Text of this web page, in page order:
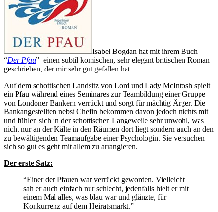
Isabel Bogdan hat mit ihrem Buch
“Der Pfau” einen subtil komischen, sehr elegant britischen Roman
geschrieben, der mir sehr gut gefallen hat.
Auf dem schottischen Landsitz von Lord und Lady McIntosh spielt
ein Pfau während eines Seminares zur Teambildung einer Gruppe
von Londoner Bankern verrückt und sorgt für mächtig Ärger. Die
Bankangestellten nebst Chefin bekommen davon jedoch nichts mit
und fühlen sich in der schottischen Langeweile sehr unwohl, was
nicht nur an der Kälte in den Räumen dort liegt sondern auch an den
zu bewältigenden Teamaufgabe einer Psychologin. Sie versuchen
sich so gut es geht mit allem zu arrangieren.
Der erste Satz:
“Einer der Pfauen war verrückt geworden. Vielleicht
sah er auch einfach nur schlecht, jedenfalls hielt er mit
einem Mal alles, was blau war und glänzte, für
Konkurrenz auf dem Heiratsmarkt.”